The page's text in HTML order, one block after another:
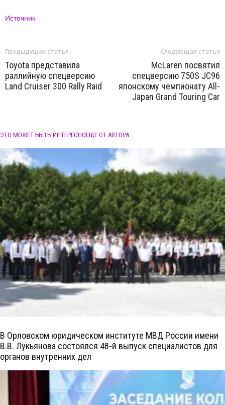
Источник
Предыдущая статья
Toyota представила
раллийную спецверсию
Land Cruiser 300 Rally Raid
Следующая статья
McLaren посвятил
спецверсию 750S JC96
японскому чемпионату All-
Japan Grand Touring Car
ЭТО МОЖЕТ БЫТЬ ИНТЕРЕСНОЕЩЕ ОТ АВТОРА
В Орловском юридическом институте МВД России имени
В.В. Лукьянова состоялся 48-й выпуск специалистов для
органов внутренних дел